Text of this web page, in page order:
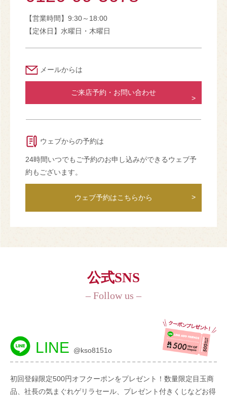
【営業時間】9:30～18:00
【定休日】水曜日・木曜日
メールからは
ご来店予約・お問い合わせ
ウェブからの予約は
24時間いつでもご予約のお申し込みができるウェブ予
約もございます。
ウェブ予約はこちらから
公式SNS
– Follow us –
LINE @kso8151o
初回登録限定500円オフクーポンをプレゼント！数量限定目玉商
品、社長の気まぐれゲリラセール、プレゼント付きくじなどお得